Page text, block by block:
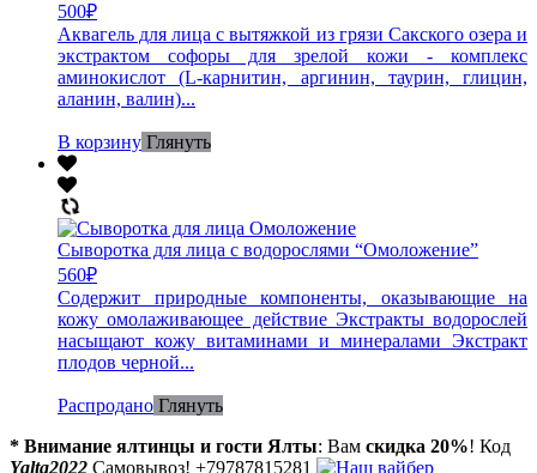
500₽
Аквагель для лица с вытяжкой из грязи Сакского озера и
экстрактом софоры для зрелой кожи - комплекс
аминокислот (L-карнитин, аргинин, таурин, глицин,
аланин, валин)...
В корзину Глянуть
Сыворотка для лица с водорослями “Омоложение”
560₽
Содержит природные компоненты, оказывающие на
кожу омолаживающее действие Экстракты водорослей
насыщают кожу витаминами и минералами Экстракт
плодов черной...
Распродано Глянуть
* Внимание ялтинцы и гости Ялты: Вам скидка 20%! Код
Yalta2022 Самовывоз! +79787815281